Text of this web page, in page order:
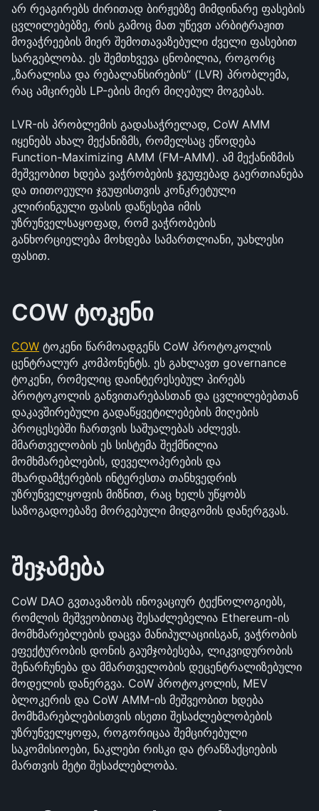
არ რეაგირებს ძირითად ბირჟებზე მიმდინარე ფასების
ცვლილებებზე, რის გამოც მათ უწევთ არბიტრაჟით
მოვაჭრეების მიერ შემოთავაზებული ძველი ფასებით
სარგებლობა. ეს შემთხვევა ცნობილია, როგორც
„ზარალისა და რებალანსირების“ (LVR) პრობლემა,
რაც ამცირებს LP-ების მიერ მიღებულ მოგებას.
LVR-ის პრობლემის გადასაჭრელად, CoW AMM
იყენებს ახალ მექანიზმს, რომელსაც ეწოდება
Function-Maximizing AMM (FM-AMM). ამ მექანიზმის
მეშვეობით ხდება ვაჭრობების ჯგუფებად გაერთიანება
და თითოეული ჯგუფისთვის კონკრეტული
კლირინგული ფასის დაწესებa იმის
უზრუნველსაყოფად, რომ ვაჭრობების
განხორციელება მოხდება სამართლიანი, უახლესი
ფასით.
COW ტოკენი
COW ტოკენი წარმოადგენს CoW პროტოკოლის
ცენტრალურ კომპონენტს. ეს გახლავთ governance
ტოკენი, რომელიც დაინტერესებულ პირებს
პროტოკოლის განვითარებასთან და ცვლილებებთან
დაკავშირებული გადაწყვეტილებების მიღების
პროცესებში ჩართვის საშუალებას აძლევს.
მმართველობის ეს სისტემა შექმნილია
მომხმარებლების, დეველოპერების და
მხარდამჭერების ინტერესთა თანხვედრის
უზრუნველყოფის მიზნით, რაც ხელს უწყობს
საზოგადოებაზე მორგებული მიდგომის დანერგვას.
შეჯამება
CoW DAO გვთავაზობს ინოვაციურ ტექნოლოგიებს,
რომლის მეშვეობითაც შესაძლებელია Ethereum-ის
მომხმარებლების დაცვა მანიპულაციისგან, ვაჭრობის
ეფექტურობის დონის გაუმჯობესება, ლიკვიდურობის
შენარჩუნება და მმართველობის დეცენტრალიზებული
მოდელის დანერგვა. CoW პროტოკოლის, MEV
ბლოკერის და CoW AMM-ის მეშვეობით ხდება
მომხმარებლებისთვის ისეთი შესაძლებლობების
უზრუნველყოფა, როგორიცაა შემცირებული
საკომისიოები, ნაკლები რისკი და ტრანზაქციების
მართვის მეტი შესაძლებლობა.